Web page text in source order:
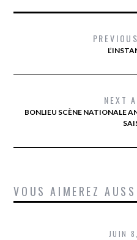
NEXT
BONLIEU SCÈNE NATIONALE
VOUS AIMEREZ
JUIN